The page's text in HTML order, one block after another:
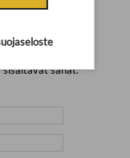
sisältävät sanat.